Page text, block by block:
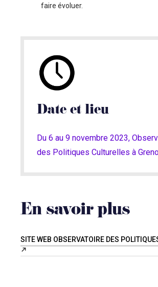
faire évoluer.
Date et lieu
Du 6 au 9 novembre 2023,
des Politiques Culturelles à
En savoir plus
SITE WEB OBSERVATOIRE DES